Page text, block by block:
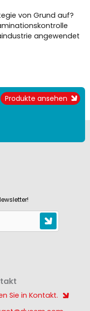
von Grund auf?
angewendet
Produkte ansehen
Sie in Kontakt.